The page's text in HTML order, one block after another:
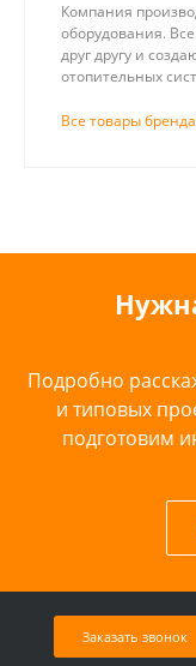
Компания
оборудования.
друг другу и
отопительных
Все товары
Подробно
и типовых
подготовим
Заказать звонок